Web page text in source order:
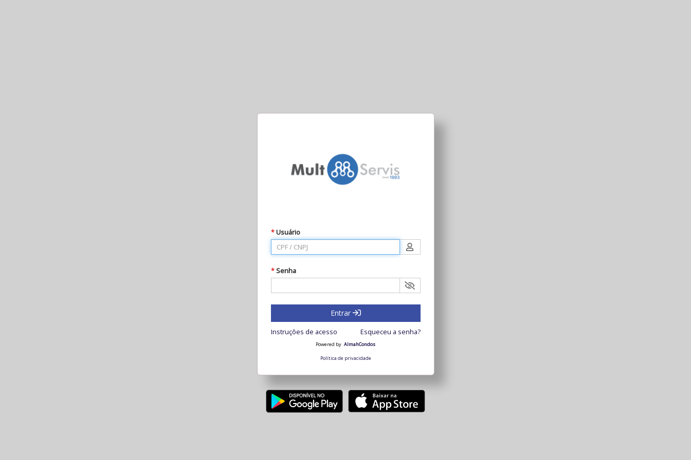
* Usuário
* Senha
Entrar
Instruções de acesso Esqueceu a senha?
Powered by AlmahCondos
Política de privacidade